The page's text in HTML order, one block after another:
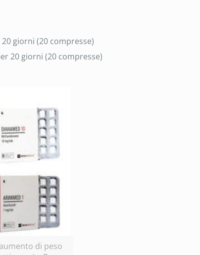
giorni (20 compresse)
20 giorni (20 compresse)
di peso